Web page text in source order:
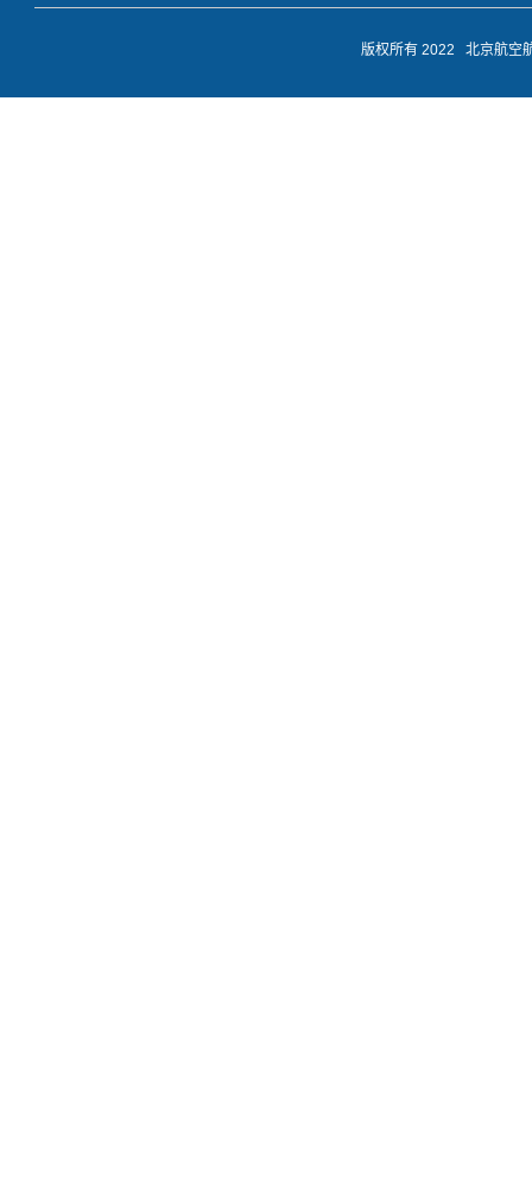
版权所有 2022 北京航